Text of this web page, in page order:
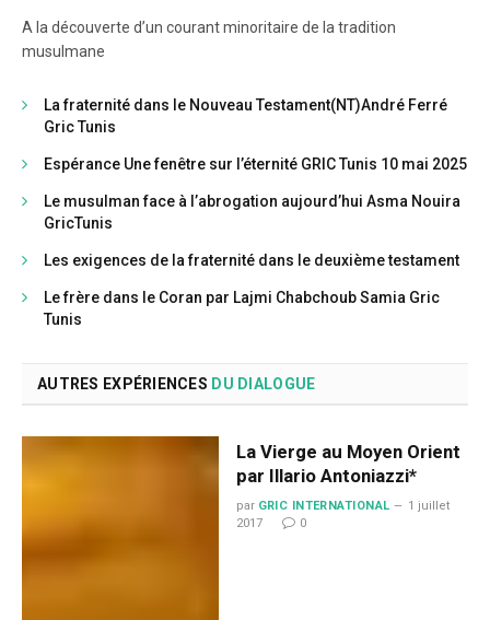
A la découverte d’un courant minoritaire de la tradition
musulmane
La fraternité dans le Nouveau Testament(NT)André Ferré
Gric Tunis
Espérance Une fenêtre sur l’éternité GRIC Tunis 10 mai 2025
Le musulman face à l’abrogation aujourd’hui Asma Nouira
GricTunis
Les exigences de la fraternité dans le deuxième testament
Le frère dans le Coran par Lajmi Chabchoub Samia Gric
Tunis
AUTRES EXPÉRIENCES DU DIALOGUE
La Vierge au Moyen Orient
par Illario Antoniazzi*
par GRIC INTERNATIONAL
1 juillet
2017
0